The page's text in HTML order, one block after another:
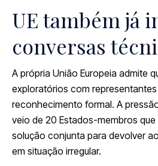
UE também já
conversas
A própria União Europeia admite
exploratórios com
reconhecimento formal. A
veio de 20 Estados-membros que
solução conjunta para devolver
em situação irregular.